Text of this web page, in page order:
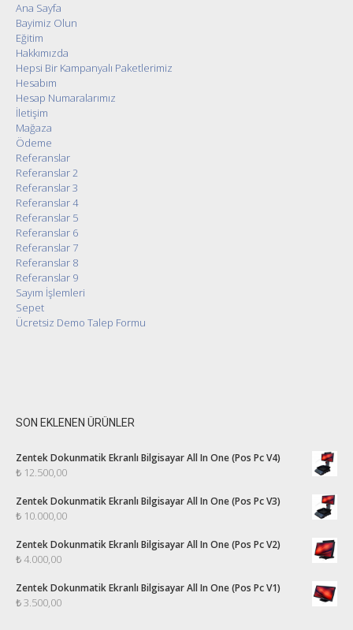
Ana Sayfa
Bayimiz Olun
Eğitim
Hakkımızda
Hepsi Bir Kampanyalı Paketlerimiz
Hesabım
Hesap Numaralarımız
İletişim
Mağaza
Ödeme
Referanslar
Referanslar 2
Referanslar 3
Referanslar 4
Referanslar 5
Referanslar 6
Referanslar 7
Referanslar 8
Referanslar 9
Sayım İşlemleri
Sepet
Ücretsiz Demo Talep Formu
SON EKLENEN ÜRÜNLER
Zentek Dokunmatik Ekranlı Bilgisayar All In One (Pos Pc V4)
₺ 12.500,00
Zentek Dokunmatik Ekranlı Bilgisayar All In One (Pos Pc V3)
₺ 10.000,00
Zentek Dokunmatik Ekranlı Bilgisayar All In One (Pos Pc V2)
₺4.000,00
Zentek Dokunmatik Ekranlı Bilgisayar All In One (Pos Pc V1)
₺3.500,00